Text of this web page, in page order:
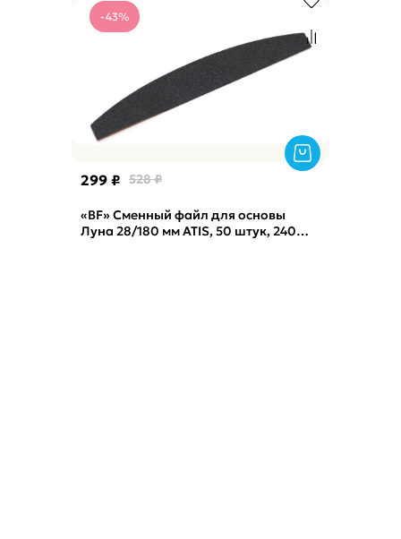
-43%
299 ₽ 528 ₽
«BF» Сменный файл для основы
Луна 28/180 мм ATIS, 50 штук, 240